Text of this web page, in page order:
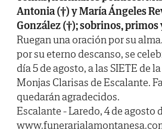
Antonia (†) y María Ángeles
González (†); sobrinos,
Ruegan una oración por su
por su eterno descanso, se
día 5 de agosto, a las SIETE de
Monjas Clarisas de Escalante.
quedarán agradecidos.
Escalante - Laredo, 4 de agosto